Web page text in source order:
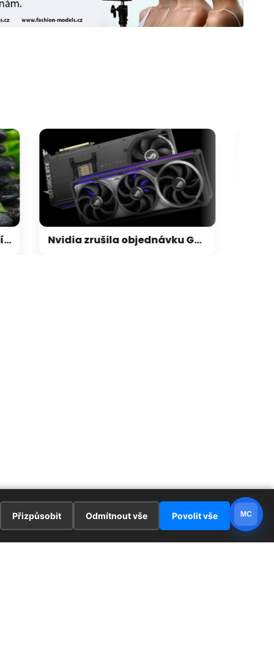
galerie: cviky
Nvidia zrušila objednávku GeForce RTX 5090 za $4600, Asus ji prý dodá za $5200
Přizpůsobit Odmítnout vše Povolit vše MC